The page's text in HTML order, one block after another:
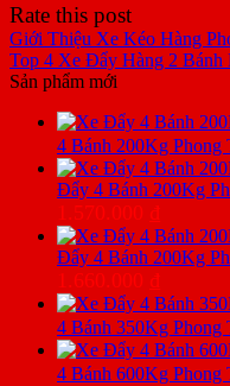
Rate this post
Giới Thiệu Xe Kéo Hàng
Top 4 Xe Đẩy Hàng 2 Bánh
Sản phẩm mới
4 Bánh 200Kg
Đẩy 4 Bánh 200Kg
1.570.000 ₫
Đẩy 4 Bánh 200Kg
1.660.000 ₫
4 Bánh 350Kg
4 Bánh 600Kg